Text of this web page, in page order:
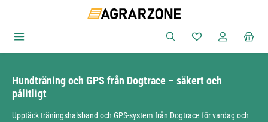
Du har 0 objekt i
Hundträning och GPS från Dogtrace – säkert och
pålitligt
Upptäck träningshalsband och GPS-system från Dogtrace för vardag och